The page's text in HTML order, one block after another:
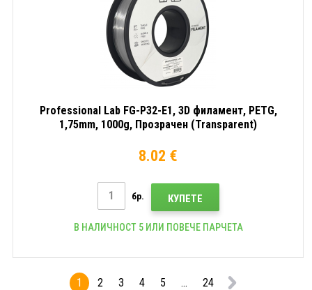
Professional Lab FG-P32-E1, 3D филамент, PETG,
1,75mm, 1000g, Прозрачен (Transparent)
8.02 €
бр. КУПЕТЕ
В НАЛИЧНОСТ 5 ИЛИ ПОВЕЧЕ ПАРЧЕТА
1 2 3 4 5 ... 24